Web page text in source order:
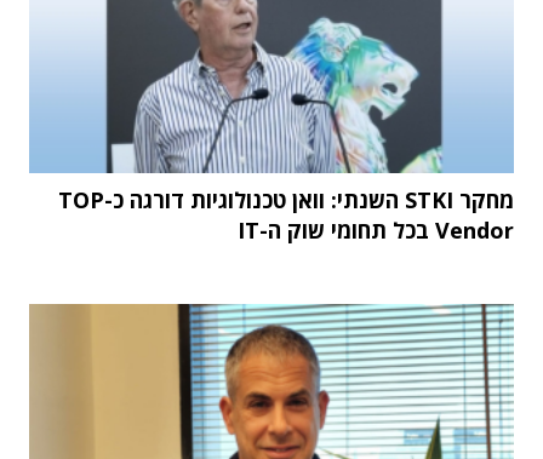
מחקר STKI השנתי: וואן טכנולוגיות דורגה כ-TOP
Vendor בכל תחומי שוק ה-IT